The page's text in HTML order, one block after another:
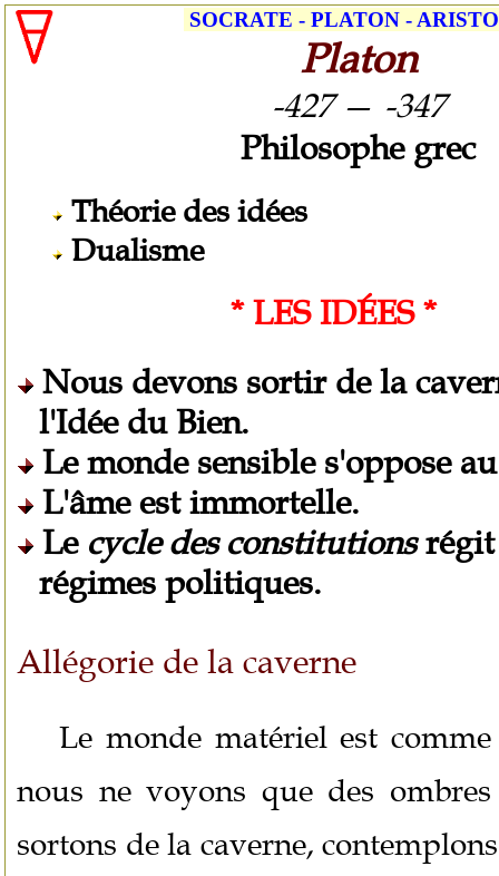
SOCRATE - PLATON -
Platon
-427— -347
Philosophe grec
Théorie des idées
Dualisme
* LES IDÉES *
Nous devons sortir de la
l'Idée du Bien.
Le monde sensible s'oppose
L'âme est immortelle.
Le cycle des constitutionsrégit
régimes politiques.
Allégorie de la caverne
Le monde matériel est
nous ne voyons que des
sortons de la caverne,